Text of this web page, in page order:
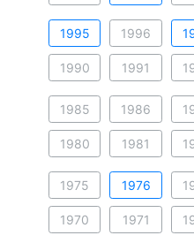
1995 1996
1990 1991
1985 1986
1980 1981
1975 1976
1970 1971